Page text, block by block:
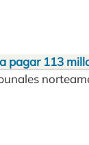
pagar 113